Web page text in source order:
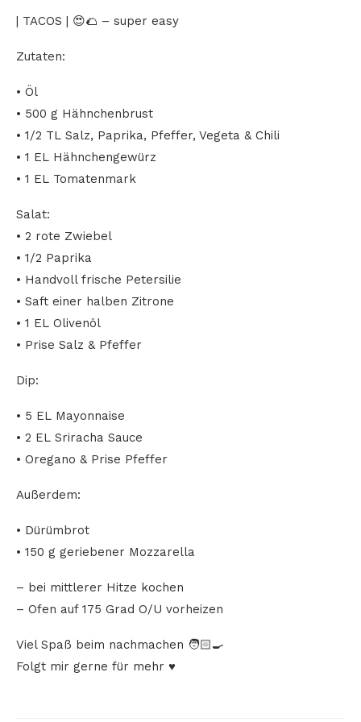
| TACOS | 😍🌮 – super easy
Zutaten:
• Öl
• 500 g Hähnchenbrust
• 1/2 TL Salz, Paprika, Pfeffer, Vegeta & Chili
• 1 EL Hähnchengewürz
• 1 EL Tomatenmark
Salat:
• 2 rote Zwiebel
• 1/2 Paprika
• Handvoll frische Petersilie
• Saft einer halben Zitrone
• 1 EL Olivenöl
• Prise Salz & Pfeffer
Dip:
• 5 EL Mayonnaise
• 2 EL Sriracha Sauce
• Oregano & Prise Pfeffer
Außerdem:
• Dürümbrot
• 150 g geriebener Mozzarella
– bei mittlerer Hitze kochen
– Ofen auf 175 Grad O/U vorheizen
Viel Spaß beim nachmachen 🧑🏻‍🍳
Folgt mir gerne für mehr ♥️